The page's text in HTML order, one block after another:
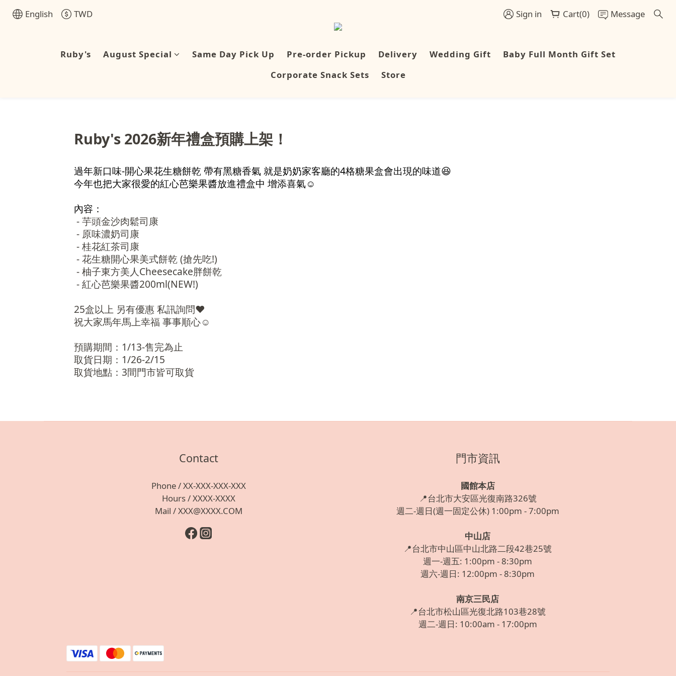
English TWD Sign in Cart(0) Message
Ruby's August Special Same Day Pick Up Pre-order Pickup Delivery Wedding Gift
Baby Full Month Gift Set
Corporate Snack Sets
Store
Ruby's 2026新年禮盒預購上架！
過年新口味-開心果花生糖餅乾 帶有黑糖香氣 就是奶奶家客廳的4格糖果盒會出現的味道😆
今年也把大家很愛的紅心芭樂果醬放進禮盒中 增添喜氣☺️
內容：
- 芋頭金沙肉鬆司康
- 原味濃奶司康
- 桂花紅茶司康
- 花生糖開心果美式餅乾 (搶先吃!)
- 柚子東方美人Cheesecake胖餅乾
- 紅心芭樂果醬200ml(NEW!)
25盒以上 另有優惠 私訊詢問❤️
祝大家馬年馬上幸福 事事順心☺️
預購期間：1/13-售完為止
取貨日期：1/26-2/15
取貨地點：3間門市皆可取貨
Contact
Phone / XX-XXX-XXX-XXX
Hours / XXXX-XXXX
Mail / XXX@XXXX.COM
門市資訊
國館本店
📍台北市大安區光復南路326號
週二-週日(週一固定公休) 1:00pm - 7:00pm
中山店
📍台北市中山區中山北路二段42巷25號
週一-週五: 1:00pm - 8:30pm
週六-週日: 12:00pm - 8:30pm
南京三民店
📍台北市松山區光復北路103巷28號
週二-週日: 10:00am - 17:00pm